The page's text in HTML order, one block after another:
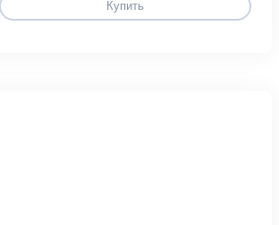
Купить